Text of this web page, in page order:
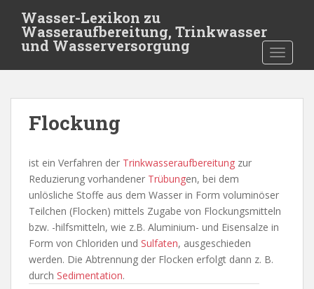
t
Wasser-Lexikon zu
Wasseraufbereitung, Trinkwasser
und Wasserversorgung
Flockung
ist ein Verfahren der Trinkwasseraufbereitung zur
Reduzierung vorhandener Trübungen, bei dem
unlösliche Stoffe aus dem Wasser in Form voluminöser
Teilchen (Flocken) mittels Zugabe von Flockungsmitteln
bzw. -hilfsmitteln, wie z.B. Aluminium- und Eisensalze in
Form von Chloriden und Sulfaten, ausgeschieden
werden. Die Abtrennung der Flocken erfolgt dann z. B.
durch Sedimentation.